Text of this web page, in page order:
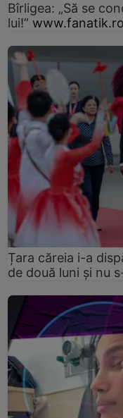
Bîrligea: „Să se
lui!” www.fanatik.ro
Țara căreia i-a
de două luni și nu